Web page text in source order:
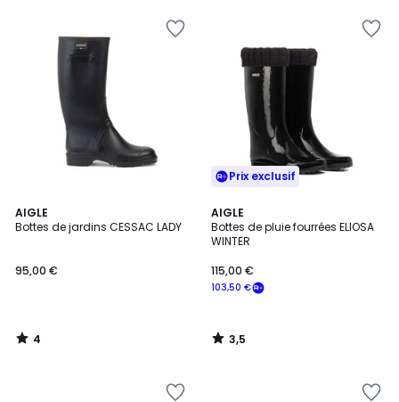
AIGLE
Bottes de jardins CESSAC LADY
95,00 €
4
/
4
/
Prix exclusif
AIGLE
Bottes de pluie fourrées ELIOSA
WINTER
103,50 €
115,00 €
3,5
/ 5
3,5
/